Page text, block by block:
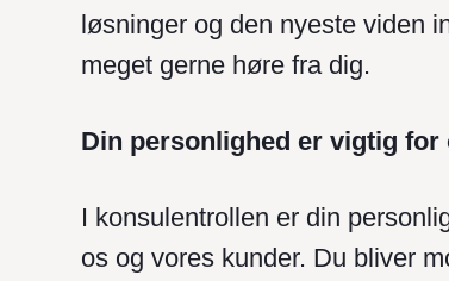
løsninger og den nyeste viden
meget gerne høre fra dig.
Din personlighed er vigtig for
I konsulentrollen er din
os og vores kunder. Du bliver